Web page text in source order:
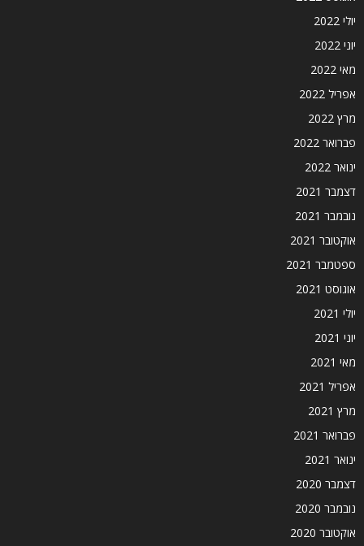
יולי 2022
יוני 2022
מאי 2022
אפריל 2022
מרץ 2022
פברואר 2022
ינואר 2022
דצמבר 2021
נובמבר 2021
אוקטובר 2021
ספטמבר 2021
אוגוסט 2021
יולי 2021
יוני 2021
מאי 2021
אפריל 2021
מרץ 2021
פברואר 2021
ינואר 2021
דצמבר 2020
נובמבר 2020
אוקטובר 2020